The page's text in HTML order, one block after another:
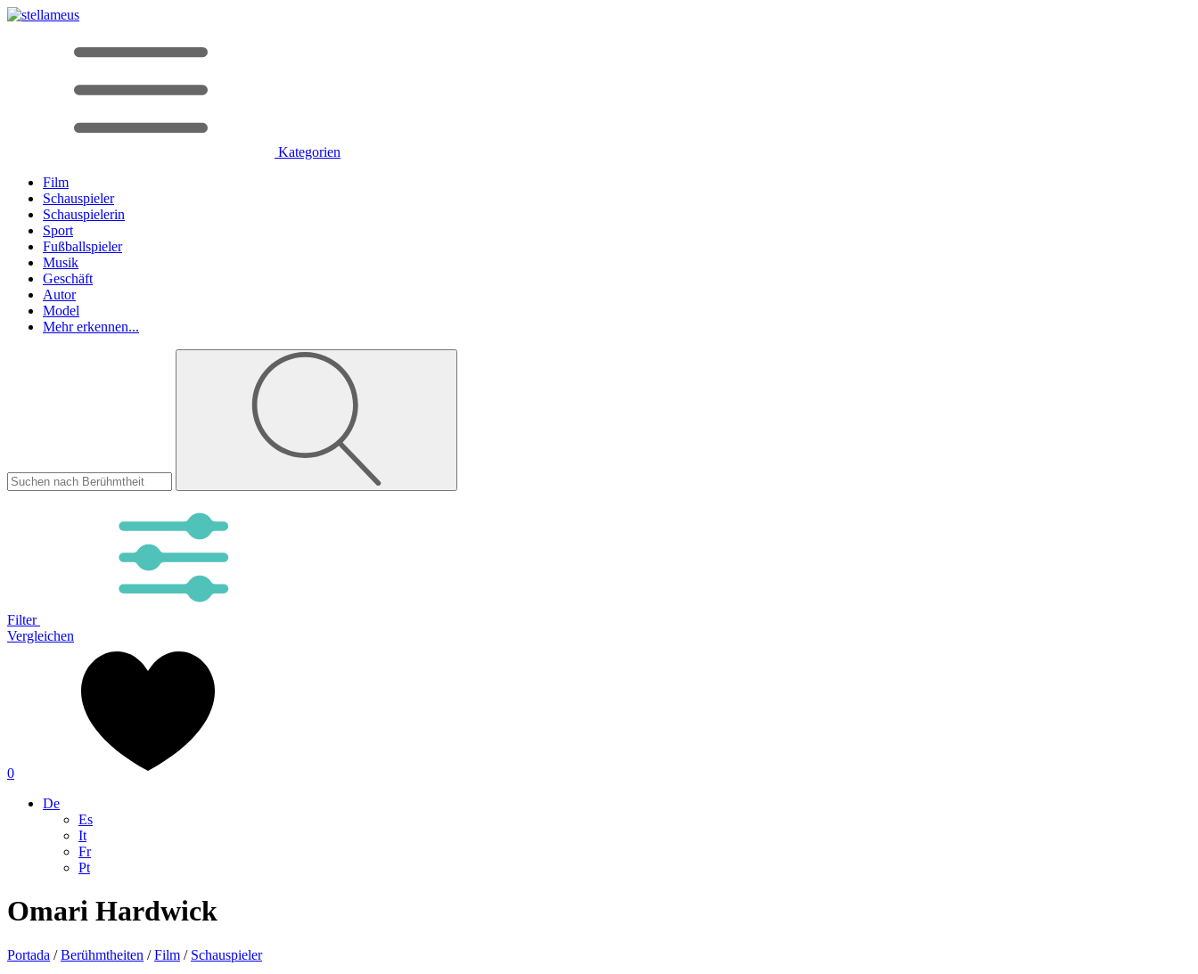
Kategorien
Film
Schauspieler
Schauspielerin
Sport
Fußballspieler
Musik
Geschäft
Autor
Model
Mehr erkennen...
Filter
Vergleichen
0
De
Es
It
Fr
Pt
Omari Hardwick
Portada /Berühmtheiten /Film / Schauspieler